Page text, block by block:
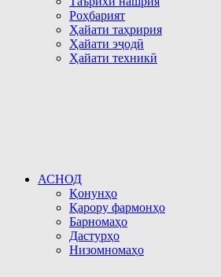
Роҳбарият
Ҳайати таҳририя
Ҳайати эҷодӣ
Ҳайати техникӣ
АСНОД
Қонунҳо
Қарору фармонҳо
Барномаҳо
Дастурҳо
Низомномаҳо